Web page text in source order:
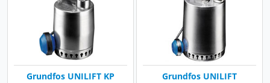
Grundfos UNILIFT KP Grundfos UNILIFT